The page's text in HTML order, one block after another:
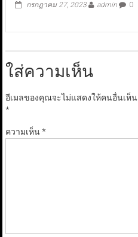
กรกฎาคม 27, 2023 admin 0
ใส่ความเห็น
อีเมลของคุณจะไม่แสดงให้คนอื่นเห็น
*
ความเห็น*